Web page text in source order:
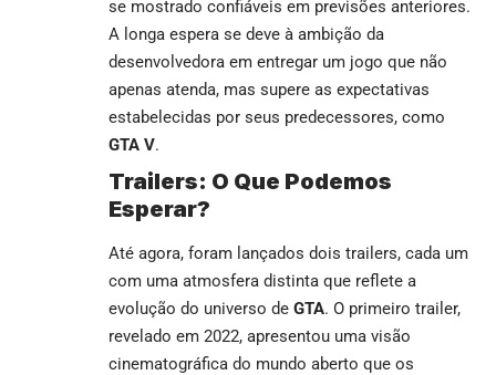
se mostrado confiáveis em previsões anteriores.
A longa espera se deve à ambição da
desenvolvedora em entregar um jogo que não
apenas atenda, mas supere as expectativas
estabelecidas por seus predecessores, como
GTA V.
Trailers: O Que Podemos
Esperar?
Até agora, foram lançados dois trailers, cada um
com uma atmosfera distinta que reflete a
evolução do universo de GTA. O primeiro trailer,
revelado em 2022, apresentou uma visão
cinematográfica do mundo aberto que os